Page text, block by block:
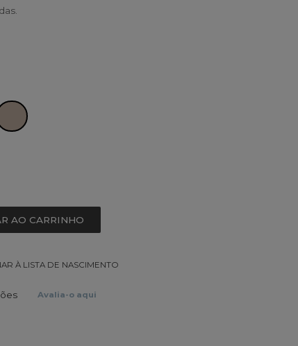
AO CARRINHO
À LISTA DE NASCIMENTO
Avalia-o aqui